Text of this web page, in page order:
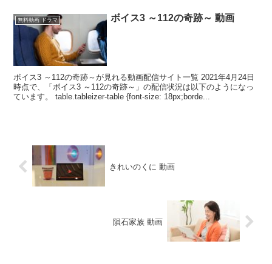
無料動画 ドラマ ボイス3 ～112の奇跡～ 動画
ボイス3 ～112の奇跡～が見れる動画配信サイト一覧 2021年4月24日
時点で、「ボイス3 ～112の奇跡～」の配信状況は以下のようになっ
ています。 table.tableizer-table {font-size: 18px;borde...
きれいのくに 動画
隕石家族 動画